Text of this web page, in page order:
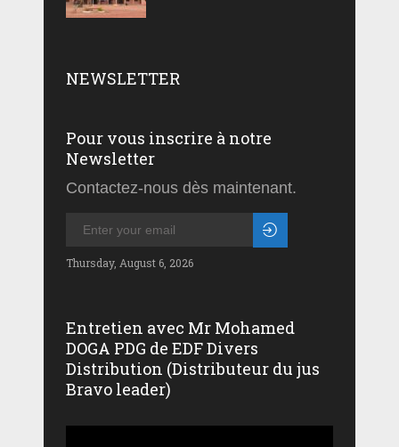
NEWSLETTER
Pour vous inscrire à notre
Newsletter
Contactez-nous dès maintenant.
Thursday, August 6, 2026
Entretien avec Mr Mohamed
DOGA PDG de EDF Divers
Distribution (Distributeur du jus
Bravo leader)